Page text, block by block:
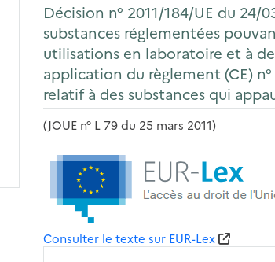
Décision n° 2011/184/UE du
substances réglementées
utilisations en laboratoire et à
application du règlement (CE)
relatif à des substances qui
(JOUE n° L 79 du 25 mars 2011)
Consulter le texte sur EUR-Lex